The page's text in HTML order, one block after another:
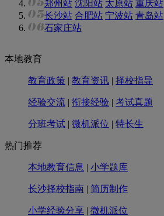
郑州站 沈阳站 太原站 重庆站
长沙站 合肥站 宁波站 青岛站
石家庄站
本地教育
教育政策 | 教育资讯 | 择校指导
经验交流 | 衔接经验 | 考试真题
分班考试 | 微机派位 | 特长生
热门推荐
本地教育信息 | 小学题库
长沙择校指南 | 简历制作
小学经验分享 | 微机派位